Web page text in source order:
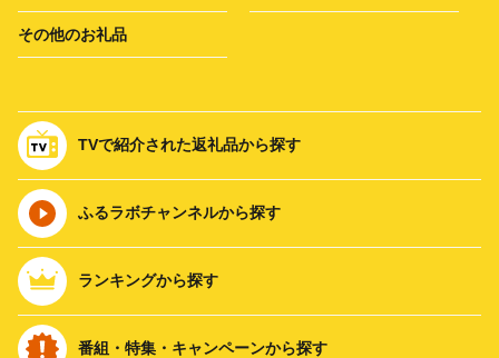
その他のお礼品
TVで紹介された返礼品から探す
ふるラボチャンネルから探す
ランキングから探す
番組・特集・キャンペーンから探す